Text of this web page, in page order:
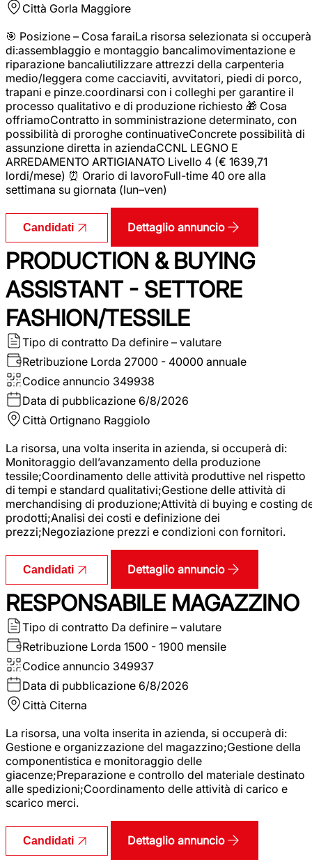
Città Gorla Maggiore
🎯 Posizione – Cosa faraiLa risorsa selezionata si occuperà
di:assemblaggio e montaggio bancalimovimentazione e
riparazione bancaliutilizzare attrezzi della carpenteria
medio/leggera come cacciaviti, avvitatori, piedi di porco,
trapani e pinze.coordinarsi con i colleghi per garantire il
processo qualitativo e di produzione richiesto 🎁 Cosa
offriamoContratto in somministrazione determinato, con
possibilità di proroghe continuativeConcrete possibilità di
assunzione diretta in aziendaCCNL LEGNO E
ARREDAMENTO ARTIGIANATO Livello 4 (€ 1639,71
lordi/mese) ⏰ Orario di lavoroFull-time 40 ore alla
settimana su giornata (lun–ven)
Candidati Dettaglio annuncio
PRODUCTION & BUYING
ASSISTANT - SETTORE
FASHION/TESSILE
Tipo di contratto Da definire – valutare
Retribuzione Lorda 27000 - 40000 annuale
Codice annuncio 349938
Data di pubblicazione 6/8/2026
Città Ortignano Raggiolo
La risorsa, una volta inserita in azienda, si occuperà di:
Monitoraggio dell’avanzamento della produzione
tessile;Coordinamento delle attività produttive nel rispetto
di tempi e standard qualitativi;Gestione delle attività di
merchandising di produzione;Attività di buying e costing
prodotti;Analisi dei costi e definizione dei
prezzi;Negoziazione prezzi e condizioni con fornitori.
Candidati Dettaglio annuncio
RESPONSABILE MAGAZZINO
Tipo di contratto Da definire – valutare
Retribuzione Lorda 1500 - 1900 mensile
Codice annuncio 349937
Data di pubblicazione 6/8/2026
Città Citerna
La risorsa, una volta inserita in azienda, si occuperà di:
Gestione e organizzazione del magazzino;Gestione della
componentistica e monitoraggio delle
giacenze;Preparazione e controllo del materiale destinato
alle spedizioni;Coordinamento delle attività di carico e
scarico merci.
Candidati Dettaglio annuncio